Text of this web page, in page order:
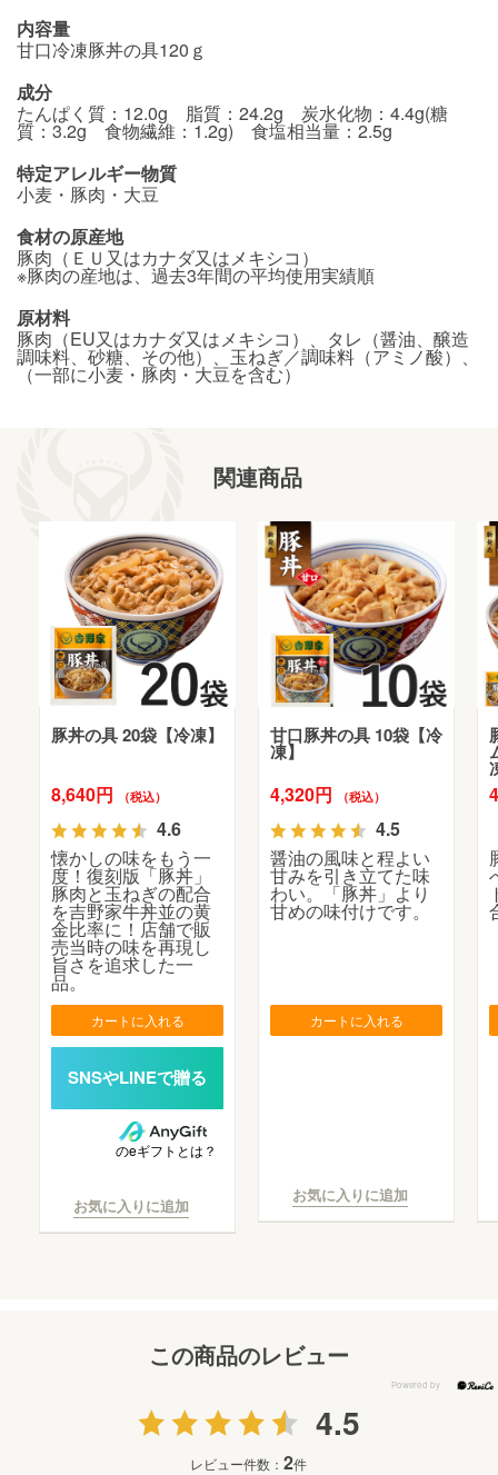
内容量
甘口冷凍豚丼の具120ｇ
成分
たんぱく質：12.0g 脂質：24.2g 炭水化物：4.4g(糖
質：3.2g 食物繊維：1.2g) 食塩相当量：2.5g
特定アレルギー物質
小麦・豚肉・大豆
食材の原産地
豚肉（ＥＵ又はカナダ又はメキシコ）
※豚肉の産地は、過去3年間の平均使用実績順
原材料
豚肉（EU又はカナダ又はメキシコ）、タレ（醤油、醸造
調味料、砂糖、その他）、玉ねぎ／調味料（アミノ酸）、
（一部に小麦・豚肉・大豆を含む）
関連商品
豚丼の具 20袋【冷凍】
8,640円 （税込）
4.6
懐かしの味をもう一
度！復刻版「豚丼」
豚肉と玉ねぎの配合
を吉野家牛丼並の黄
金比率に！店舗で販
売当時の味を再現し
旨さを追求した一
品。
カートに入れる
のeギフトとは？
お気に入りに追加
甘口豚丼の具 10袋【冷
凍】
4,320円 （税込）
4.5
醤油の風味と程よい
甘みを引き立てた味
わい。「豚丼」より
甘めの味付けです。
カートに入れる
お気に入りに追加
この商品のレビュー
4.5
レビュー件数：2件